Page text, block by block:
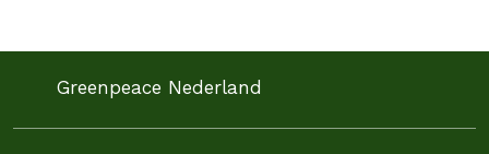
Greenpeace Nederland